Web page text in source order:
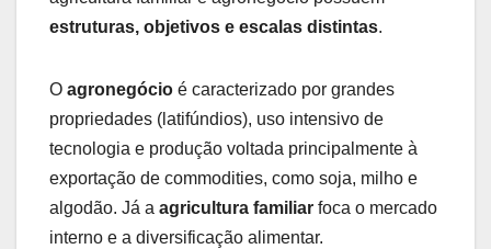
estruturas, objetivos e escalas distintas.
O agronegócio é caracterizado por grandes
propriedades (latifúndios), uso intensivo de
tecnologia e produção voltada principalmente à
exportação de commodities, como soja, milho e
algodão. Já a agricultura familiar foca o mercado
interno e a diversificação alimentar.